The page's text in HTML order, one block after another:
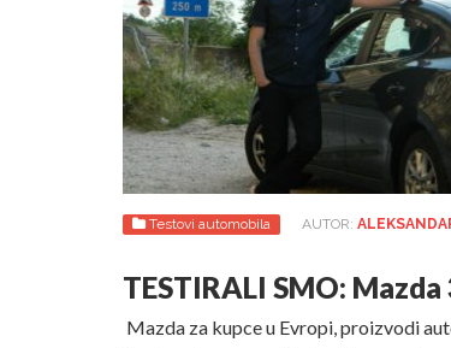
Testovi automobila AUTOR:
TESTIRALI SMO: Mazda
Mazda za kupce u Evropi, proizvodi